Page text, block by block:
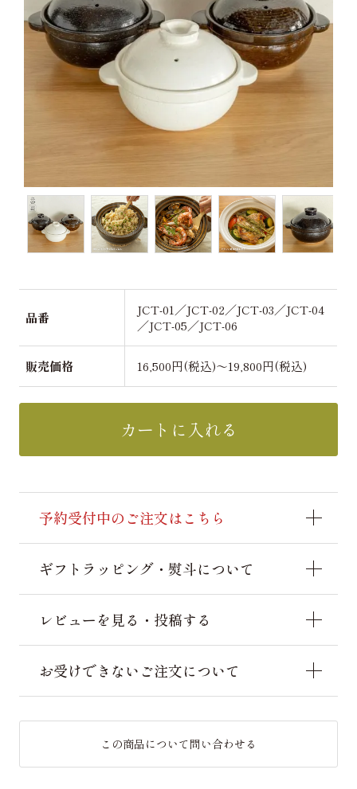
品番
JCT-01／JCT-02／JCT-03／JCT-04
／JCT-05／JCT-06
販売価格 16,500円(税込)～19,800円(税込)
カートに入れる
予約受付中のご注文はこちら
ギフトラッピング・熨斗について
レビューを見る・投稿する
お受けできないご注文について
この商品について問い合わせる